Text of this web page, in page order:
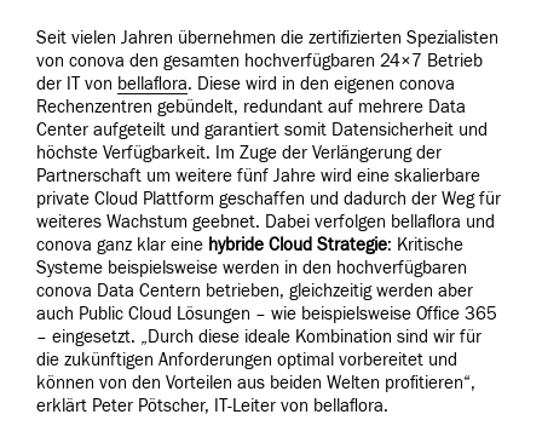
Seit vielen Jahren übernehmen die zertifizierten Spezialisten
von conova den gesamten hochverfügbaren 24×7 Betrieb
der IT von bellaflora. Diese wird in den eigenen conova
Rechenzentren gebündelt, redundant auf mehrere Data
Center aufgeteilt und garantiert somit Datensicherheit und
höchste Verfügbarkeit. Im Zuge der Verlängerung der
Partnerschaft um weitere fünf Jahre wird eine skalierbare
private Cloud Plattform geschaffen und dadurch der Weg für
weiteres Wachstum geebnet. Dabei verfolgen bellaflora und
conova ganz klar eine hybride Cloud Strategie: Kritische
Systeme beispielsweise werden in den hochverfügbaren
conova Data Centern betrieben, gleichzeitig werden aber
auch Public Cloud Lösungen – wie beispielsweise Office 365
– eingesetzt. „Durch diese ideale Kombination sind wir für
die zukünftigen Anforderungen optimal vorbereitet und
können von den Vorteilen aus beiden Welten profitieren“,
erklärt Peter Pötscher, IT-Leiter von bellaflora.